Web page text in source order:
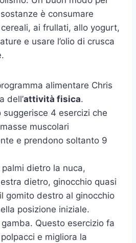
è consumare
ai frullati, allo yogurt,
e usare l’olio di crusca
alimentare Chris
dell’attività fisica.
4 esercizi che
muscolari
e prendono soltanto 9
dietro la nuca,
dietro, ginocchio quasi
gomito destro al ginocchio
posizione iniziale.
gamba. Questo esercizio fa
e migliora la